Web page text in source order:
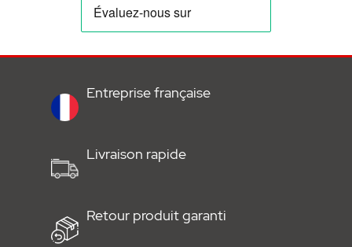
Entreprise française
Livraison rapide
Retour produit garanti